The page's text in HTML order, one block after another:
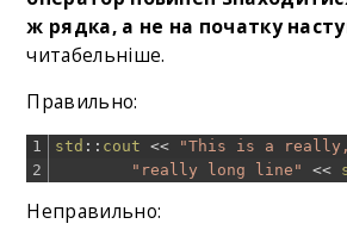
ж рядка, а не на початку
читабельніше.
Правильно:
1
2
std :: cout <<
"This is a
"really long line"
<<
Неправильно: